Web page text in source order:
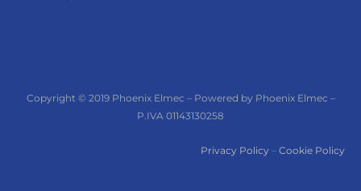
Copyright © 2019 Phoenix Elmec – Powered by Phoenix Elmec –
P.IVA 01143130258
Privacy Policy – Cookie Policy